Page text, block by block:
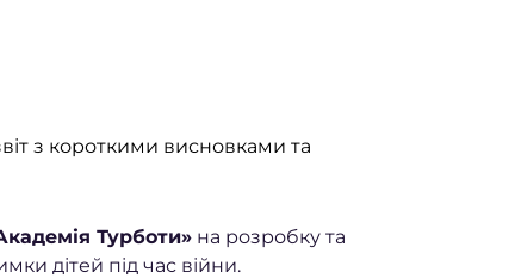
з короткими висновками та
Турботи»на розробку та
дітей під час війни.